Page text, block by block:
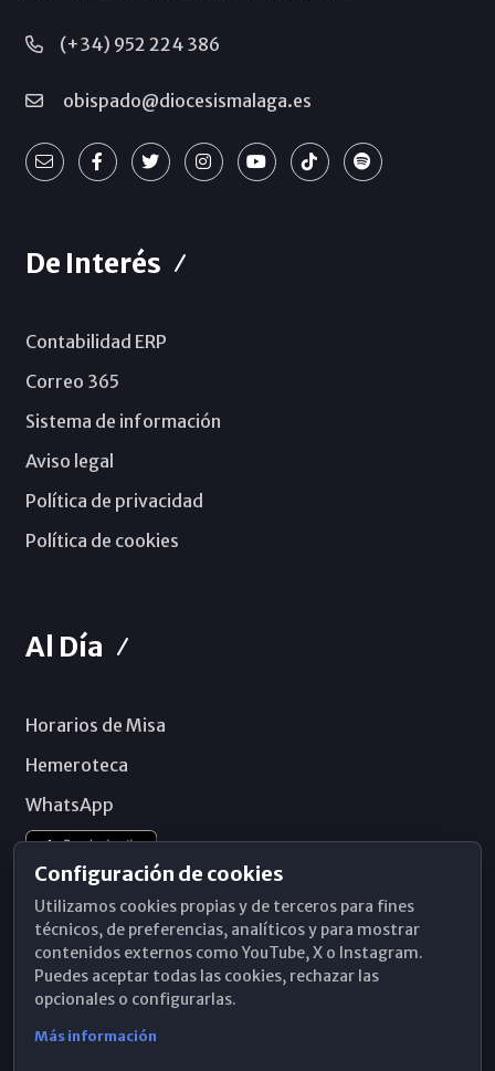
(+34) 952 224 386
obispado@diocesismalaga.es
De Interés
Contabilidad ERP
Correo 365
Sistema de información
Aviso legal
Política de privacidad
Política de cookies
Al Día
Horarios de Misa
Hemeroteca
WhatsApp
Configuración de cookies
Utilizamos cookies propias y de terceros para fines
técnicos, de preferencias, analíticos y para mostrar
contenidos externos como YouTube, X o Instagram.
Puedes aceptar todas las cookies, rechazar las
opcionales o configurarlas.
Más información